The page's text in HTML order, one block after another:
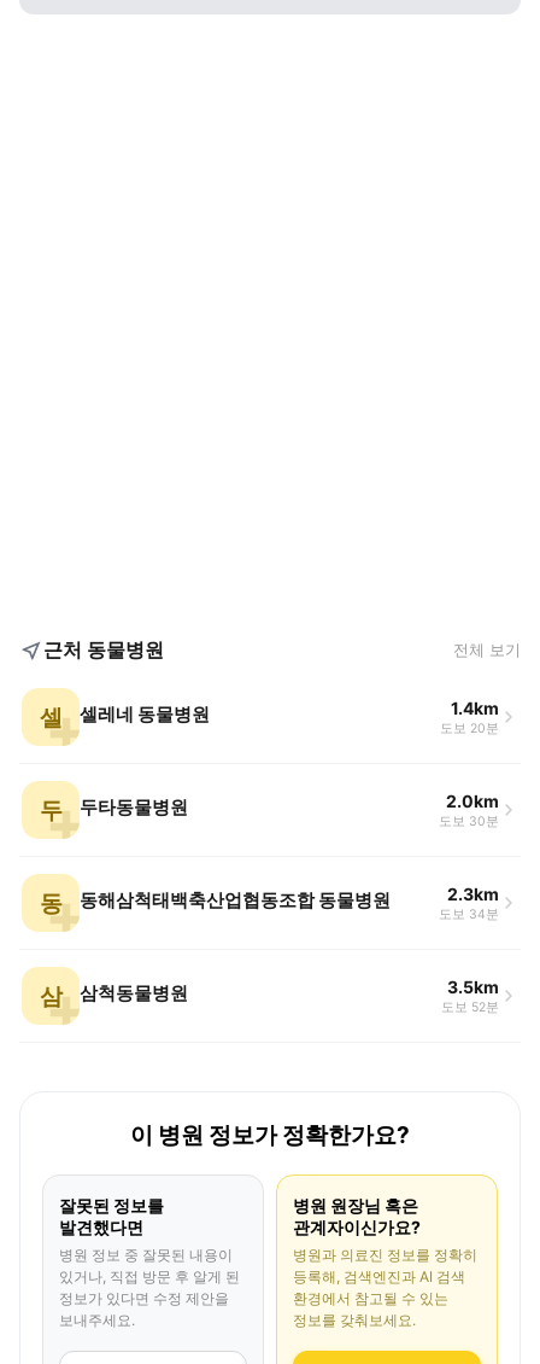
근처 동물병원 전체 보기
셀 셀레네 동물병원 1.4km
도보 20분
두 두타동물병원 2.0km
도보 30분
동 동해삼척태백축산업협동조합 동물병원 2.3km
도보 34분
삼 삼척동물병원 3.5km
도보 52분
이 병원 정보가 정확한가요?
잘못된 정보를
발견했다면
병원 정보 중 잘못된 내용이
있거나, 직접 방문 후 알게 된
정보가 있다면 수정 제안을
보내주세요.
병원 원장님 혹은
관계자이신가요?
병원과 의료진 정보를 정확히
등록해, 검색엔진과 AI 검색
환경에서 참고될 수 있는
정보를 갖춰보세요.